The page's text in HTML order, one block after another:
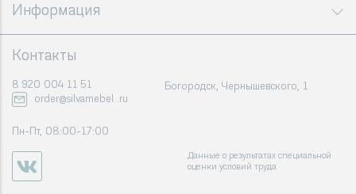
Информация
Контакты
8 920 004 11 51
order@silvamebel .ru
Пн-Пт, 08:00-17:00
Богородск, Чернышевского, 1
Данные о результатах специальной
оценки условий труда